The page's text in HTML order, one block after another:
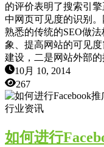
的评价表明了搜索引
中网页可见度的识别
熟悉的传统的SEO做
象、提高网站的可见
建设，二是网站外部的
10月 10, 2014
267
行业资讯
如何进行